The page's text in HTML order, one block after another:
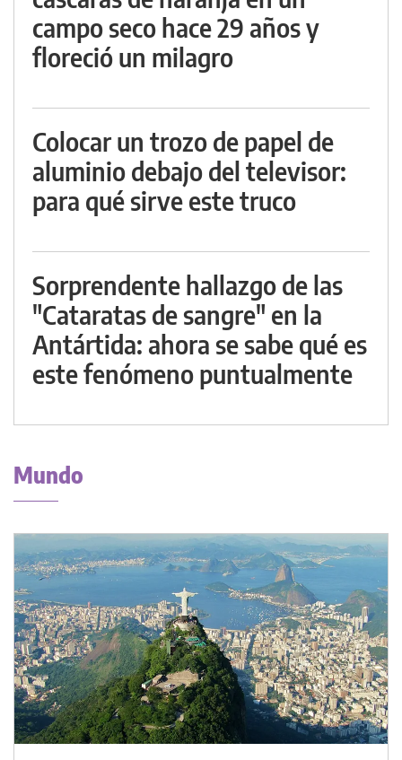
campo seco hace 29 años y
floreció un milagro
Colocar un trozo de papel de
aluminio debajo del televisor:
para qué sirve este truco
Sorprendente hallazgo de las
"Cataratas de sangre" en la
Antártida: ahora se sabe qué es
este fenómeno puntualmente
Mundo